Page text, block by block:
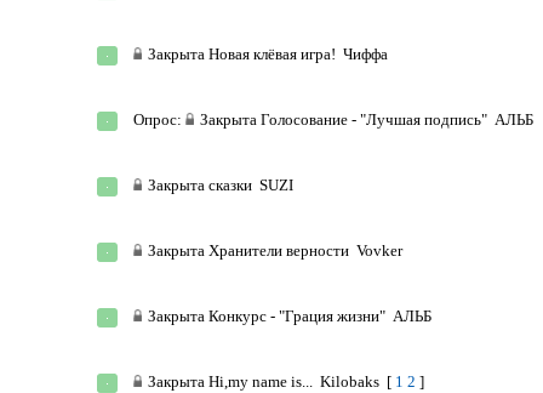
ЗакрытаНовая клёвая игра! Чиффа
Опрос: ЗакрытаГолосование - "Лучшая подпись" АЛЬБ
Закрытасказки SUZI
ЗакрытаХранители верности Vovker
ЗакрытаКонкурс - "Грация жизни" АЛЬБ
ЗакрытаHi,my name is... Kilobaks [ 1 2 ]